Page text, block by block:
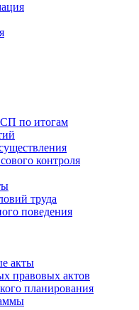
по итогам
контроля
труда
поведения
акты
правовых актов
планирования